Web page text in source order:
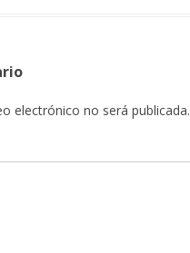
electrónico no será publicada.